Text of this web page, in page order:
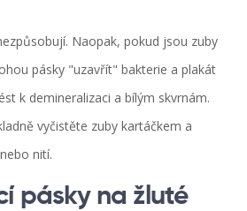
Naopak, pokud jsou zuby
pásky "uzavřít" bakterie a plakát
k demineralizaci a bílým skvrnám.
vyčistěte zuby kartáčkem a
nití.
pásky na žluté